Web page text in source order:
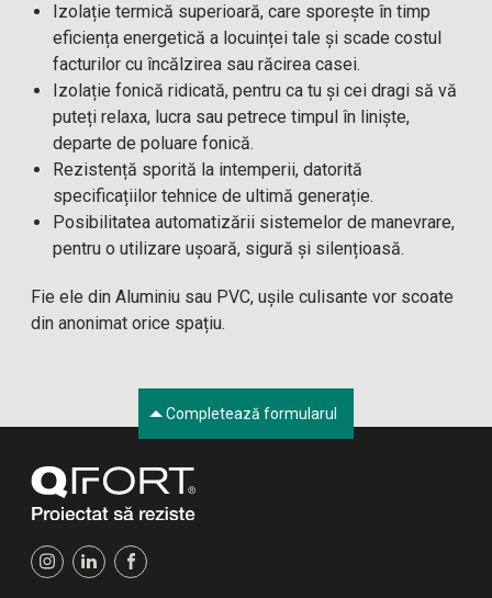
Izolație termică superioară, care sporește în timp
eficiența energetică a locuinței tale și scade costul
facturilor cu încălzirea sau răcirea casei.
Izolație fonică ridicată, pentru ca tu și cei dragi să vă
puteți relaxa, lucra sau petrece timpul în liniște,
departe de poluare fonică.
Rezistență sporită la intemperii, datorită
specificațiilor tehnice de ultimă generație.
Posibilitatea automatizării sistemelor de manevrare,
pentru o utilizare ușoară, sigură și silențioasă.
Fie ele din Aluminiu sau PVC, ușile culisante vor scoate
din anonimat orice spațiu.
Completează formularul